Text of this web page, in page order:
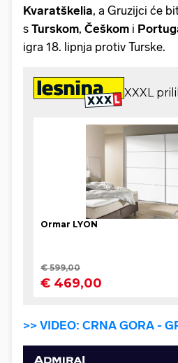
Kvaratškelia, a Gruzijci će
s Turskom, Češkom i
igra 18. lipnja protiv Turske.
>> VIDEO: CRNA GORA -